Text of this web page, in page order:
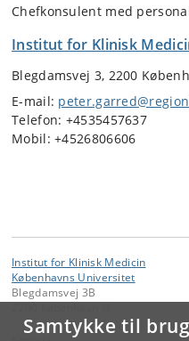
Samtykke til
Chefkonsulent med
Institut for Klinisk
Blegdamsvej 3, 2200
E-mail:
Telefon: +4535457637
Mobil: +4526806606
Institut for Klinisk Medicin
Københavns Universitet
Blegdamsvej 3B